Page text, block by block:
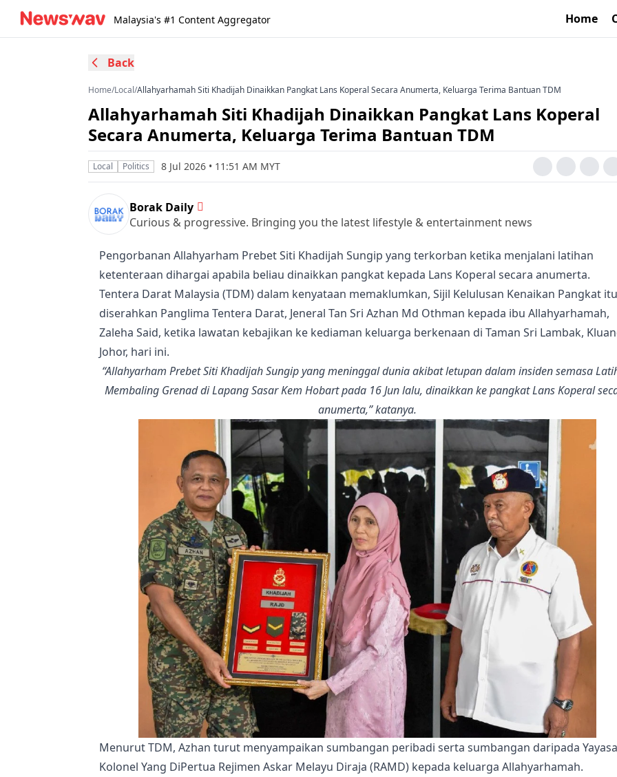
Malaysia's #1 Content Aggregator Home
Back
Home/Local/Allahyarhamah Siti Khadijah Dinaikkan Pangkat Lans Koperal Secara Anumerta, Keluarga Terima Bantuan TDM
Allahyarhamah Siti Khadijah Dinaikkan Pangkat Lans Koperal
Secara Anumerta, Keluarga Terima Bantuan TDM
Local Politics 8 Jul 2026 • 11:51 AM MYT
Borak Daily
Curious & progressive. Bringing you the latest lifestyle & entertainment news
Pengorbanan Allahyarham Prebet Siti Khadijah Sungip yang terkorban ketika menjalani latihan
ketenteraan dihargai apabila beliau dinaikkan pangkat kepada Lans Koperal secara anumerta.
Tentera Darat Malaysia (TDM) dalam kenyataan memaklumkan, Sijil Kelulusan Kenaikan Pangkat itu
diserahkan Panglima Tentera Darat, Jeneral Tan Sri Azhan Md Othman kepada ibu Allahyarhamah,
Zaleha Said, ketika lawatan kebajikan ke kediaman keluarga berkenaan di Taman Sri Lambak,
Johor, hari ini.
“Allahyarham Prebet Siti Khadijah Sungip yang meninggal dunia akibat letupan dalam insiden semasa
Membaling Grenad di Lapang Sasar Kem Hobart pada 16 Jun lalu, dinaikkan ke pangkat Lans Koperal
anumerta,” katanya.
Menurut TDM, Azhan turut menyampaikan sumbangan peribadi serta sumbangan daripada
Kolonel Yang DiPertua Rejimen Askar Melayu Diraja (RAMD) kepada keluarga Allahyarhamah.